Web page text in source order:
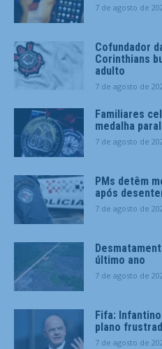
7 de agosto de
Cofundador
Corinthians
adulto
7 de agosto de
Familiares
medalha
7 de agosto de
PMs detêm
após
7 de agosto de
último ano
7 de agosto de
Fifa:
plano
7 de agosto de